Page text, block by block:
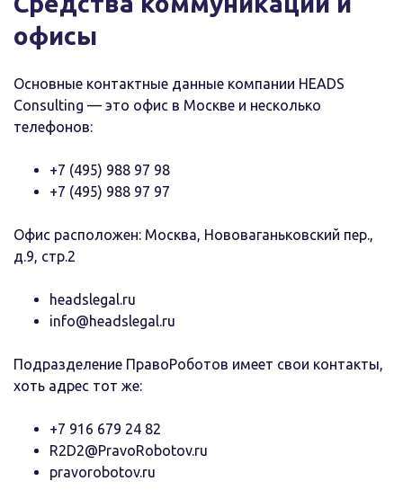
офисы
Основные контактные данные компании HEADS
Consulting — это офис в Москве и несколько
телефонов:
+7 (495) 988 97 98
+7 (495) 988 97 97
Офис расположен: Москва, Нововаганьковский пер.,
д.9, стр.2
headslegal.ru
info@headslegal.ru
Подразделение ПравоРоботов имеет свои контакты,
хоть адрес тот же:
+7 916 679 24 82
R2D2@PravoRobotov.ru
pravorobotov.ru